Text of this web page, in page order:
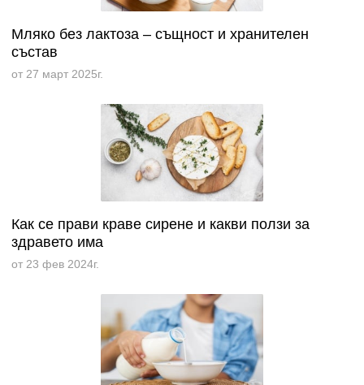
Мляко без лактоза – същност и хранителен
състав
от 27 март 2025г.
Как се прави краве сирене и какви ползи за
здравето има
от 23 фев 2024г.